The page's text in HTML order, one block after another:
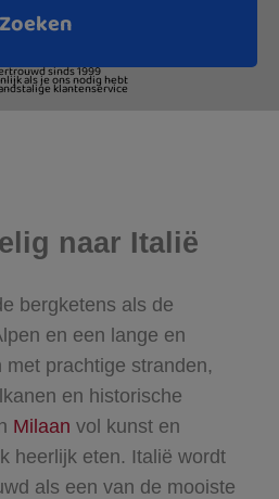
naar Italië
bergketens als de
en een lange en
met prachtige stranden,
en historische
Milaan vol kunst en
heerlijk eten. Italië wordt
als een van de mooiste